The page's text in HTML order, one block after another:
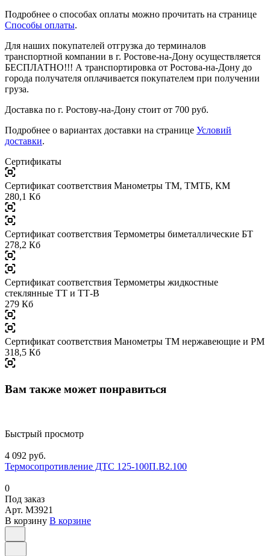
Подробнее о способах оплаты можно прочитать на странице
Способы оплаты.
Для наших покупателей отгрузка до терминалов
транспортной компании в г. Ростове-на-Дону осуществляется
БЕСПЛАТНО!!! А транспортировка от Ростова-на-Дону до
города получателя оплачивается покупателем при получении
груза.
Доставка по г. Ростову-на-Дону стоит от 700 руб.
Подробнее о вариантах доставки на странице Условий
доставки.
Сертификаты
Сертификат соответствия Манометры ТМ, ТМТБ, КМ
280,1 Кб
Сертификат соответствия Термометры биметаллические БТ
278,2 Кб
Сертификат соответствия Термометры жидкостные
стеклянные ТТ и ТТ-В
279 Кб
Сертификат соответствия Манометры ТМ нержавеющие и РМ
318,5 Кб
Вам также может понравиться
Быстрый просмотр
4 092 руб.
Термосопротивление ДТС 125-100П.В2.100
0
Под заказ
Арт. M3921
В корзину В корзине